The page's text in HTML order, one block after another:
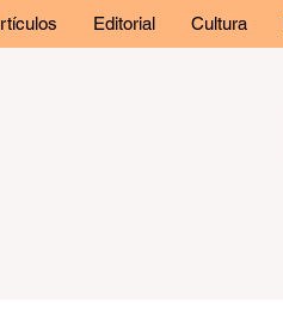
Editorial Cultura